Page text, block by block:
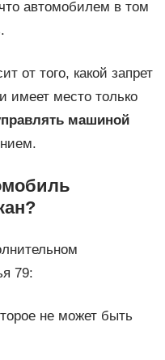
автомобилем в том
от того, какой запрет
имеет место только
машиной
79:
не может быть